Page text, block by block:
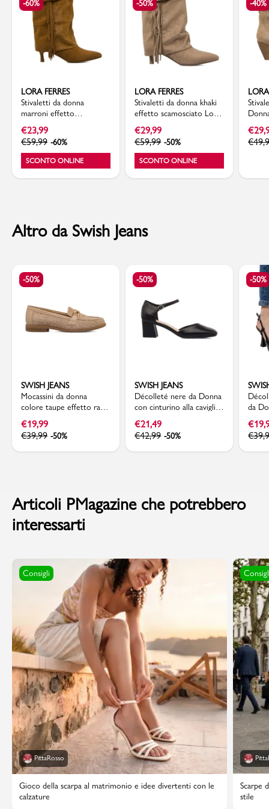
-60%
LORA FERRES
Stivaletti da donna
marroni effetto
scamosciato con frange
Lora Ferres
€23,99
€59,99 -60%
SCONTO ONLINE
-50%
LORA FERRES
Stivaletti da donna khaki
effetto scamosciato Lora
Ferres
€29,99
€59,99 -50%
SCONTO ONLINE
-40%
€
€
Altro da Swish Jeans
-50%
SWISH JEANS
Mocassini da donna
colore taupe effetto rafia
con morsetto in metallo
Swish Jeans
€19,99
€39,99 -50%
-50%
SWISH JEANS
Décolleté nere da Donna
con cinturino alla caviglia
e tacco 5,5 cm Swish
Jeans
€21,49
€42,99 -50%
-50%
da
Swish
€
€
Articoli PMagazine che potrebbero
interessarti
Consigli
PittaRosso
Gioco della scarpa al matrimonio e idee divertenti con le
calzature
Scarpe
stile